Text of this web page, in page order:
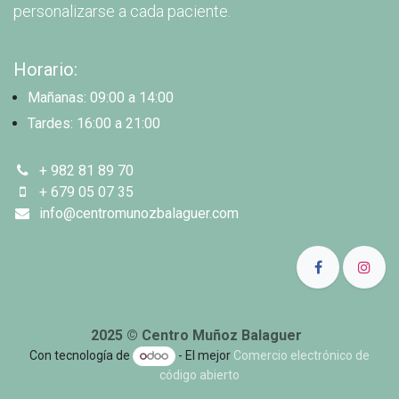
personalizarse a cada paciente.
Horario:
Mañanas: 09:00 a 14:00
Tardes: 16:00 a 21:00
+ 982 81 89 70
+ 679 05 07 35
info@centromunozbalaguer.com
2025 © Centro Muñoz Balaguer
Con tecnología de - El mejor Comercio electrónico de
código abierto